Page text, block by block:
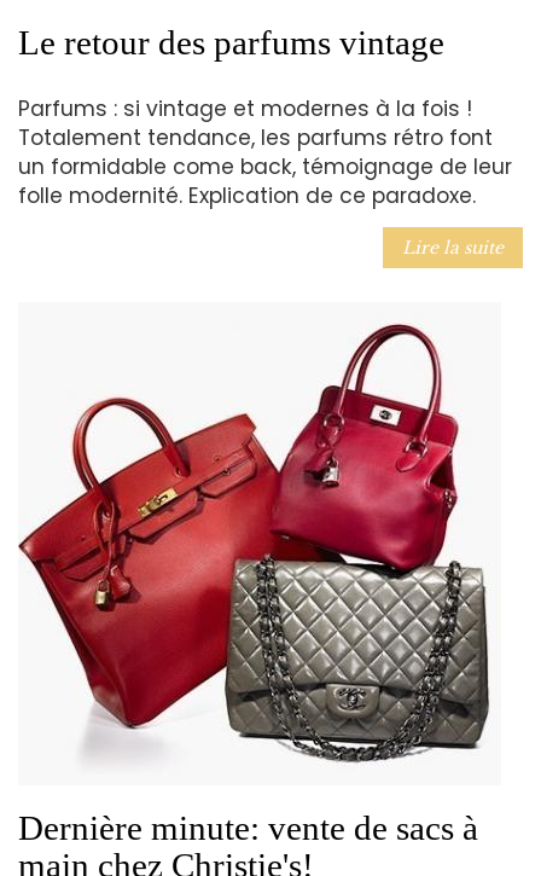
Le retour des parfums vintage
Parfums : si vintage et modernes à la fois !
Totalement tendance, les parfums rétro font
un formidable come back, témoignage de leur
folle modernité. Explication de ce paradoxe.
Lire la suite
Dernière minute: vente de sacs à
main chez Christie's!